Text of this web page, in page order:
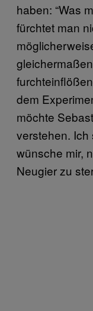
haben: “Was
fürchtet man
dem
möchte
verstehen.
wünsche mir,
Neugier zu